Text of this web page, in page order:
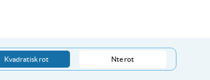
Kvadratisk rot Nte rot